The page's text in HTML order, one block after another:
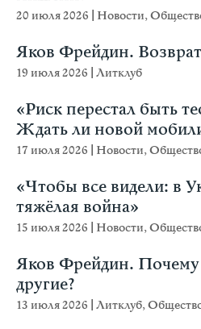
20 июля 2026 Новости,
Яков Фрейдин.
19 июля 2026 Литклуб
«Риск перестал быть
Ждать ли новой
17 июля 2026 Новости,
«Чтобы все видели: в
тяжёлая война»
15 июля 2026 Новости,
Яков Фрейдин.
другие?
13 июля 2026 Литклуб,